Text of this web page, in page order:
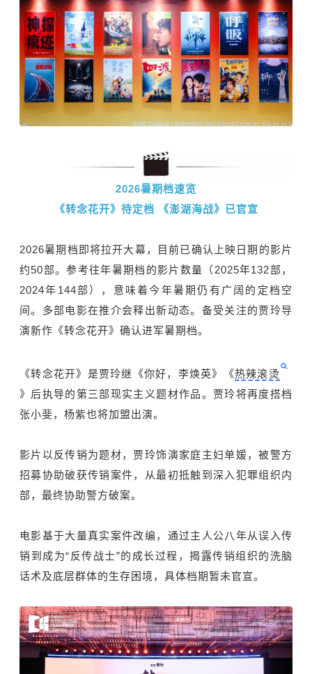
2026暑期档速览
《转念花开》待定档 《澎湖海战》已官宣
2026暑期档即将拉开大幕，目前已确认上映日期的影片
约50部。参考往年暑期档的影片数量（2025年132部，
2024年144部），意味着今年暑期仍有广阔的定档空
间。多部电影在推介会释出新动态。备受关注的贾玲导
演新作《转念花开》确认进军暑期档。
《转念花开》是贾玲继《你好，李焕英》《热辣滚烫
》后执导的第三部现实主义题材作品。贾玲将再度搭档
张小斐，杨紫也将加盟出演。
影片以反传销为题材，贾玲饰演家庭主妇单媛，被警方
招募协助破获传销案件，从最初抵触到深入犯罪组织内
部，最终协助警方破案。
电影基于大量真实案件改编，通过主人公八年从误入传
销到成为“反传战士”的成长过程，揭露传销组织的洗脑
话术及底层群体的生存困境，具体档期暂未官宣。